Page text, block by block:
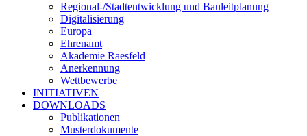
Regional-/Stadtentwicklung und Bauleitplanung
Digitalisierung
Europa
Ehrenamt
Akademie Raesfeld
Anerkennung
Wettbewerbe
INITIATIVEN
DOWNLOADS
Publikationen
Musterdokumente